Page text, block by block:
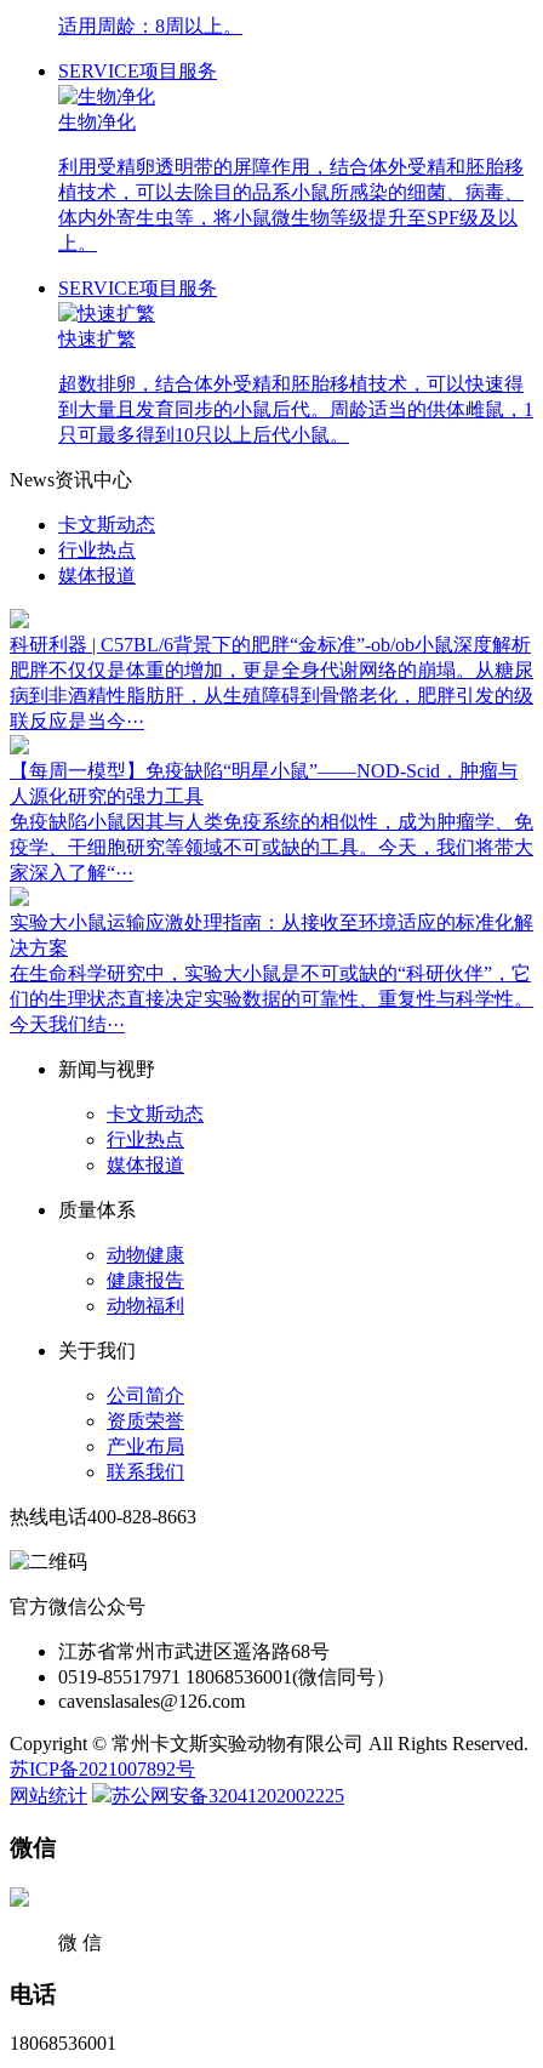
适用周龄：8周以上。
SERVICE项目服务
生物净化
利用受精卵透明带的屏障作用，结合体外受精和胚胎移
植技术，可以去除目的品系小鼠所感染的细菌、病毒、
体内外寄生虫等，将小鼠微生物等级提升至SPF级及以
上。
SERVICE项目服务
快速扩繁
超数排卵，结合体外受精和胚胎移植技术，可以快速得
到大量且发育同步的小鼠后代。周龄适当的供体雌鼠，1
只可最多得到10只以上后代小鼠。
News资讯中心
卡文斯动态
行业热点
媒体报道
科研利器 | C57BL/6背景下的肥胖“金标准”-ob/ob小鼠深度解析
肥胖不仅仅是体重的增加，更是全身代谢网络的崩塌。从糖尿
病到非酒精性脂肪肝，从生殖障碍到骨骼老化，肥胖引发的级
联反应是当今···
【每周一模型】免疫缺陷“明星小鼠”——NOD-Scid，肿瘤与
人源化研究的强力工具
免疫缺陷小鼠因其与人类免疫系统的相似性，成为肿瘤学、免
疫学、干细胞研究等领域不可或缺的工具。今天，我们将带大
家深入了解“···
实验大小鼠运输应激处理指南：从接收至环境适应的标准化解
决方案
在生命科学研究中，实验大小鼠是不可或缺的“科研伙伴”，它
们的生理状态直接决定实验数据的可靠性、重复性与科学性。
今天我们结···
新闻与视野
卡文斯动态
行业热点
媒体报道
质量体系
动物健康
健康报告
动物福利
关于我们
公司简介
资质荣誉
产业布局
联系我们
热线电话400-828-8663
官方微信公众号
江苏省常州市武进区遥洛路68号
0519-85517971 18068536001(微信同号）
cavenslasales@126.com
Copyright © 常州卡文斯实验动物有限公司 All Rights Reserved.
苏ICP备2021007892号
网站统计
苏公网安备32041202002225
微信
微 信
电话
18068536001